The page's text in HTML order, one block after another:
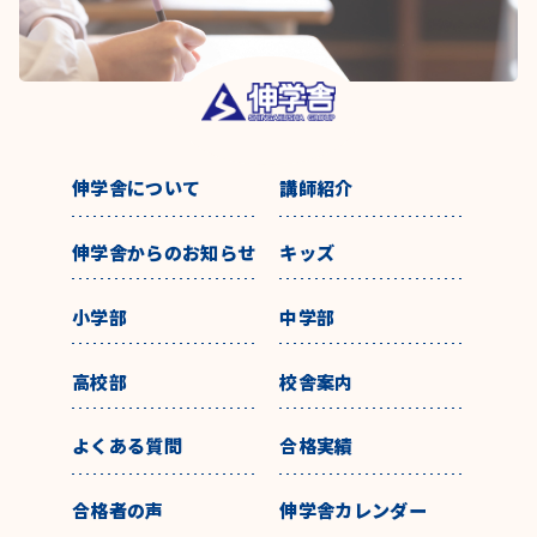
伸学舎について 講師紹介
伸学舎からのお知らせ キッズ
小学部 中学部
高校部 校舎案内
よくある質問 合格実績
合格者の声 伸学舎カレンダー